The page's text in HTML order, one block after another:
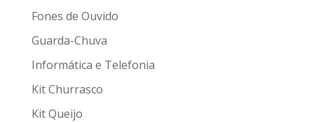
Fones de Ouvido
Guarda-Chuva
Informática e Telefonia
Kit Churrasco
Kit Queijo